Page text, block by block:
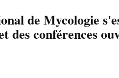
de Mycologie
des conférences